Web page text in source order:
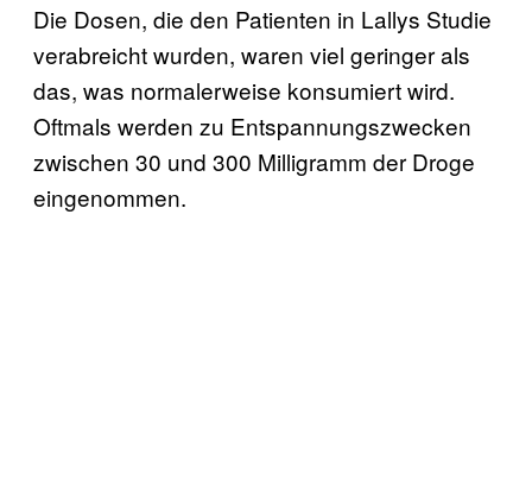
Die Dosen, die den Patienten in Lallys Studie
verabreicht wurden, waren viel geringer als
das, was normalerweise konsumiert wird.
Oftmals werden zu Entspannungszwecken
zwischen 30 und 300 Milligramm der Droge
eingenommen.